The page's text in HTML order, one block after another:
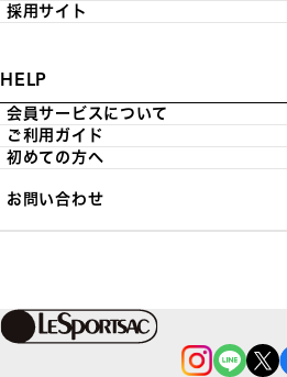
採用サイト
HELP
会員サービスについて
ご利用ガイド
初めての方へ
お問い合わせ